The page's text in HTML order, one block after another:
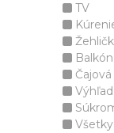
TV
Balkón
Výhľad